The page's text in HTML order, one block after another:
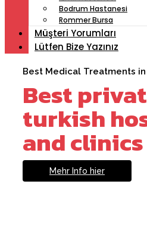
Bodrum Hastanesi
Rommer Bursa
Müşteri Yorumları
Lütfen Bize Yazınız
Best Medical Treatments
Best
turkish
and clinics
Mehr Info hier